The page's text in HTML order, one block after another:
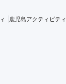
鹿児島アクティビティ